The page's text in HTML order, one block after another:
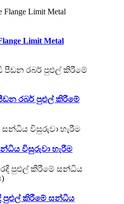
Limit Metal
රබර් පුළුල් කිරීමේ
විසුරුවා හැරීම
පුළුල් කිරීමේ සන්ධිය